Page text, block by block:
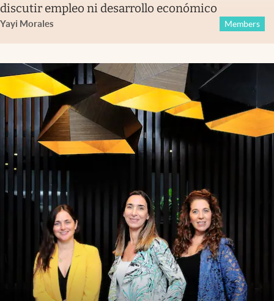
discutir empleo ni desarrollo económico
Yayi Morales Members